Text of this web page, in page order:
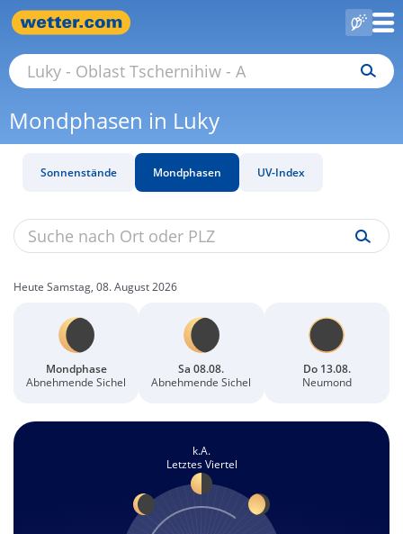
Mondphasen in Luky
Sonnenstände Mondphasen UV-Index
Heute Samstag, 08. August 2026
Mondphase
Abnehmende Sichel
Sa 08.08.
Abnehmende Sichel
Do 13.08.
Neumond
k.A.
Letztes Viertel